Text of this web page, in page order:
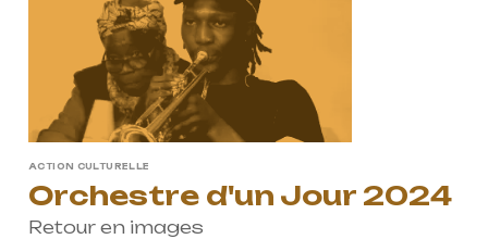
ACTION CULTURELLE
Orchestre d'un Jour 2024
Retour en images